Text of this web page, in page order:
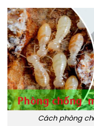
Cách phòng